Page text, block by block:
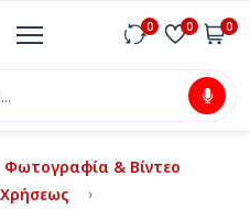
0 0 0
Φωτογραφία & Βίντεο